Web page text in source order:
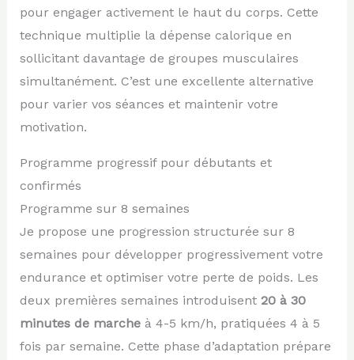
pour engager activement le haut du corps. Cette
technique multiplie la dépense calorique en
sollicitant davantage de groupes musculaires
simultanément. C’est une excellente alternative
pour varier vos séances et maintenir votre
motivation.
Programme progressif pour débutants et
confirmés
Programme sur 8 semaines
Je propose une progression structurée sur 8
semaines pour développer progressivement votre
endurance et optimiser votre perte de poids. Les
deux premières semaines introduisent 20 à 30
minutes de marcheà 4-5 km/h, pratiquées 4 à 5
fois par semaine. Cette phase d’adaptation prépare